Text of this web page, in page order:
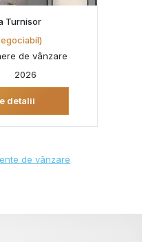
Turnisor
de vânzare
2026
detalii
de vânzare